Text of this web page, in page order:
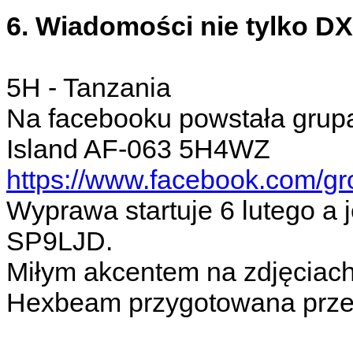
6. Wiadomości nie tylko
5H - Tanzania
Na facebooku powstała
Island AF-063 5H4WZ
https://www.facebook.com/
Wyprawa startuje 6 lutego a
SP9LJD.
Miłym akcentem na
Hexbeam przygotowana